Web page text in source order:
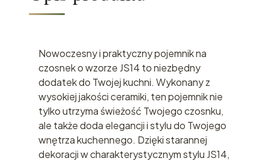
Nowoczesny i praktyczny pojemnik na
czosnek o wzorze JS14 to niezbędny
dodatek do Twojej kuchni. Wykonany z
wysokiej jakości ceramiki, ten pojemnik nie
tylko utrzyma świeżość Twojego czosnku,
ale także doda elegancji i stylu do Twojego
wnętrza kuchennego. Dzięki starannej
dekoracji w charakterystycznym stylu JS14,